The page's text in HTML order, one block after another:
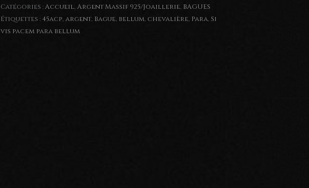
Bellum
.45
Acp
Catégories :Accueil, Argent Massif 925/Joaillerie, BAGUES
Étiquettes : 45acp, argent, Bague, bellum, chevalière, Para, Si
vis pacem para bellum